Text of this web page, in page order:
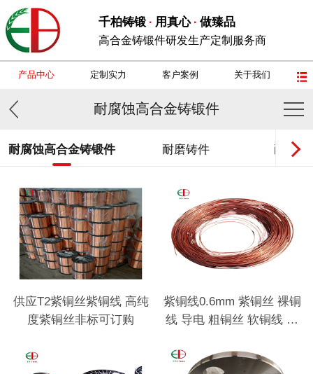
千柏铸锻· 用真心· 做臻品
高合金铸锻件研发生产定制服务商
产品中心 定制实力 客户案例 关于我们
耐腐蚀高合金铸锻件
耐腐蚀高合金铸锻件 耐磨铸件 耐热钢
供应T2紫铜丝紫铜线 高纯
度紫铜丝非标可订购
紫铜线0.6mm 紫铜丝 裸铜
线 导电 粗铜丝 软铜线 细